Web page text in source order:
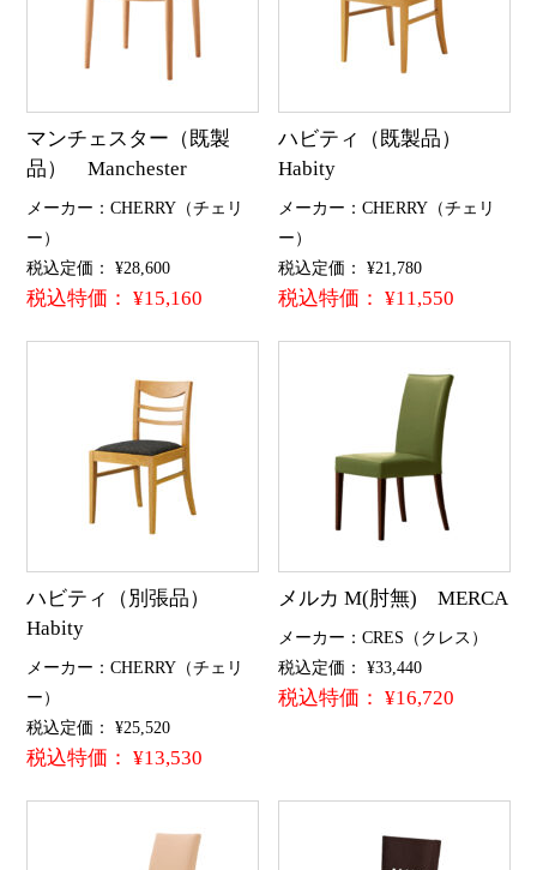
マンチェスター（既製
品） Manchester
メーカー：CHERRY（チェリ
ー）
税込定価： ¥28,600
税込特価： ¥15,160
ハビティ（既製品）
Habity
メーカー：CHERRY（チェリ
ー）
税込定価： ¥21,780
税込特価： ¥11,550
ハビティ（別張品）
Habity
メーカー：CHERRY（チェリ
ー）
税込定価： ¥25,520
税込特価： ¥13,530
メルカ M(肘無) MERCA
メーカー：CRES（クレス）
税込定価： ¥33,440
税込特価： ¥16,720